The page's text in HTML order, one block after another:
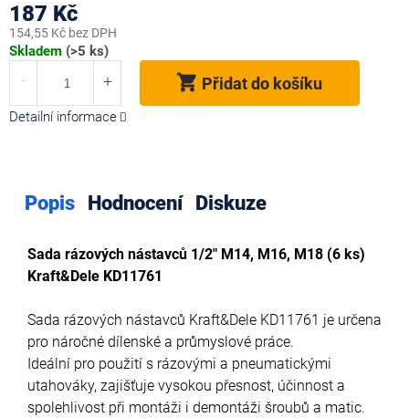
187 Kč
154,55 Kč bez DPH
Měrná
Skladem (>5 ks)
Přidat do košíku
Detailní informace
Popis Hodnocení Diskuze
Sada rázových nástavců 1/2" M14, M16, M18 (6 ks)
Kraft&Dele KD11761
Sada rázových nástavců Kraft&Dele KD11761 je určena
pro náročné dílenské a průmyslové práce.
Ideální pro použití s rázovými a pneumatickými
utahováky, zajišťuje vysokou přesnost, účinnost a
spolehlivost při montáži i demontáži šroubů a matic.